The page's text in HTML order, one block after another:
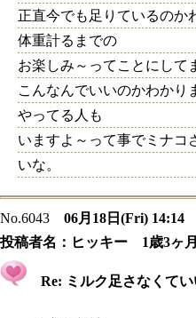
正直今でも足りているのか
体重計るまでの
お楽しみ～ってことにして
こんなんでいいのかわかり
やってる人も
いますよ～って事でミナコ
いな。
No.6043
06月18日(Fri) 14:14
投稿者名： ヒッキー 1歳3ヶ
Re: ミルク足さなくてい